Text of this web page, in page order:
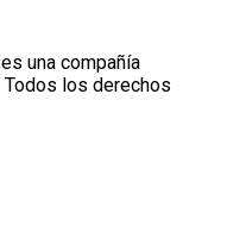
una compañía
los derechos